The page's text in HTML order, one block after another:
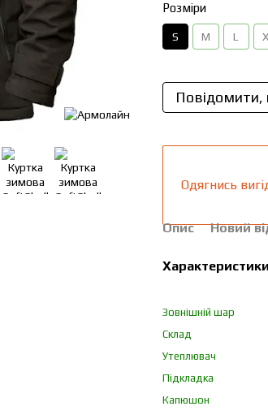
Розміри
S M L
Повідомити,
Одягнись
Опис Новий
Характеристики
Зовнішній шар
Склад
Утеплювач
Підкладка
Капюшон